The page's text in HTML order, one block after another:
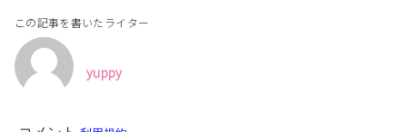
この記事を書いたライター
yuppy